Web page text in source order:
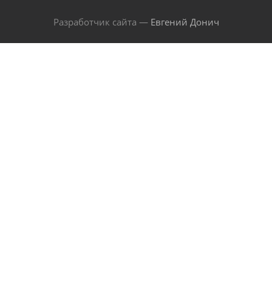
Разработчик сайта — Евгений Донич